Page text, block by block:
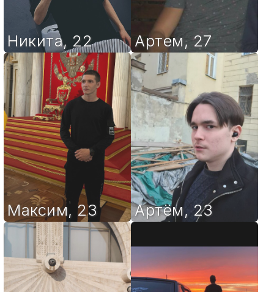
Никита, 22 Артем, 27
Максим, 23 Артём,23